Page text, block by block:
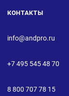
КОНТАКТЫ
info@andpro.ru
+7 495 545 48 70
8 800 707 78 15